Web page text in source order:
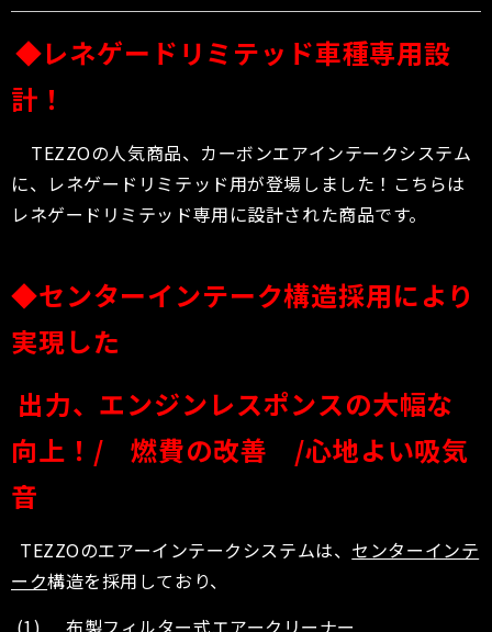
◆レネゲードリミテッド車種専用設
計！
TEZZOの人気商品、カーボンエアインテークシステム
に、レネゲードリミテッド用が登場しました！こちらは
レネゲードリミテッド専用に設計された商品です。
◆センターインテーク構造採用により
実現した
出力、エンジンレスポンスの大幅な
向上！ / 燃費の改善 /心地よい吸気
音
TEZZOのエアーインテークシステムは、 センターインテ
ーク構造を採用しており、
(1) 布製フィルター式エアークリーナー